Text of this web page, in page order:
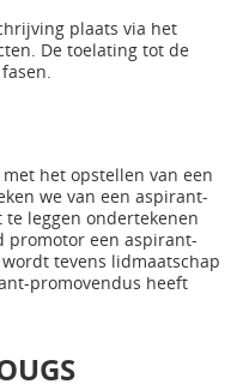
plaats via het
De toelating tot de
het opstellen van een
we van een aspirant-
leggen ondertekenen
promotor een aspirant-
tevens lidmaatschap
promovendus heeft